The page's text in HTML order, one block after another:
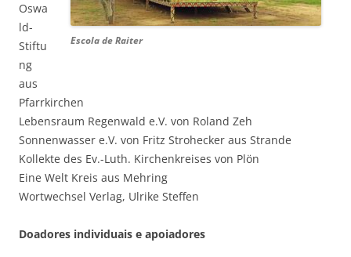
Escola de Raiter
Oswa
ld-
Stiftu
ng
aus
Pfarrkirchen
Lebensraum Regenwald e.V. von Roland Zeh
Sonnenwasser e.V. von Fritz Strohecker aus Strande
Kollekte des Ev.-Luth. Kirchenkreises von Plön
Eine Welt Kreis aus Mehring
Wortwechsel Verlag, Ulrike Steffen
Doadores individuais e apoiadores